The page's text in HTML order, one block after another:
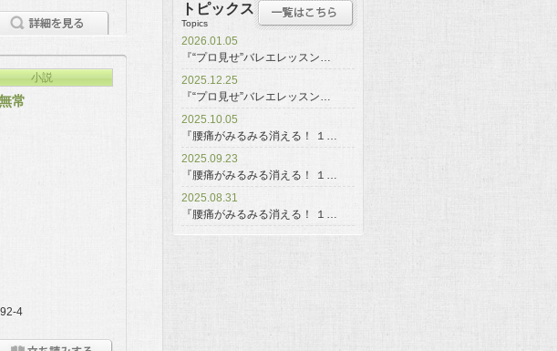
小説
常
4
トピックス
Topics
2026.01.05
『“プロ見せ”バレエレッスン…
2025.12.25
『“プロ見せ”バレエレッスン…
2025.10.05
『腰痛がみるみる消える！ １…
2025.09.23
『腰痛がみるみる消える！ １…
2025.08.31
『腰痛がみるみる消える！ １…